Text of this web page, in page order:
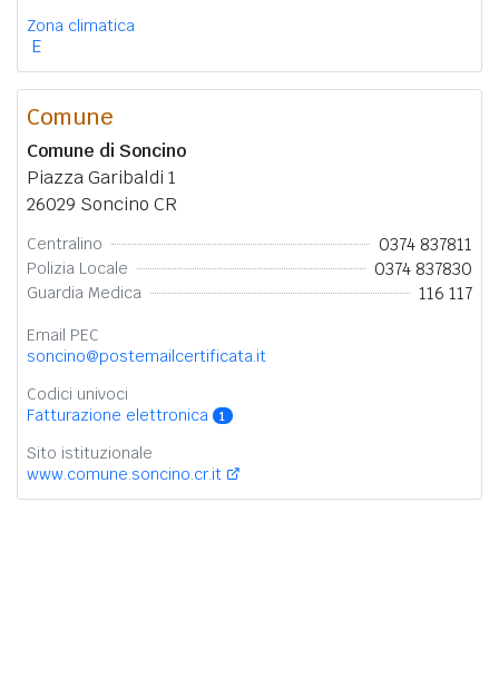
Zona climatica
E
Comune
Comune di Soncino
Piazza Garibaldi 1
26029 Soncino CR
Centralino 0374 837811
Polizia Locale 0374 837830
Guardia Medica 116 117
Email PEC
soncino@postemailcertificata.it
Codici univoci
Fatturazione elettronica
1
Sito istituzionale
www.comune.soncino.cr.it